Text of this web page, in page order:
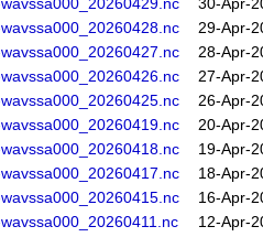
30-Apr-
29-Apr-
28-Apr-
27-Apr-
26-Apr-
20-Apr-
19-Apr-
18-Apr-
16-Apr-
12-Apr-